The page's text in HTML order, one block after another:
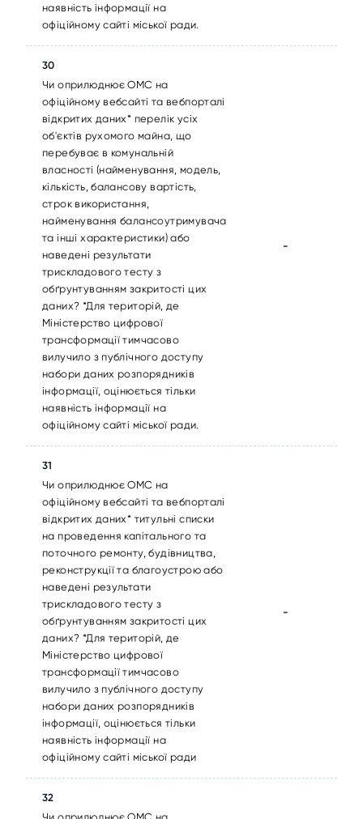
наявність інформації на
офіційному сайті міської ради.
30
Чи оприлюднює ОМС на
офіційному вебсайті та вебпорталі
відкритих даних* перелік усіх
об'єктів рухомого майна, що
перебуває в комунальній
власності (найменування, модель,
кількість, балансову вартість,
строк використання,
найменування балансоутримувача
та інші характеристики) або
наведені результати
трискладового тесту з
обґрунтуванням закритості цих
даних? *Для територій, де
Міністерство цифрової
трансформації тимчасово
вилучило з публічного доступу
набори даних розпорядників
інформації, оцінюється тільки
наявність інформації на
офіційному сайті міської ради.
-
31
Чи оприлюднює ОМС на
офіційному вебсайті та вебпорталі
відкритих даних* титульні списки
на проведення капітального та
поточного ремонту, будівництва,
реконструкції та благоустрою або
наведені результати
трискладового тесту з
обґрунтуванням закритості цих
даних? *Для територій, де
Міністерство цифрової
трансформації тимчасово
вилучило з публічного доступу
набори даних розпорядників
інформації, оцінюється тільки
наявність інформації на
офіційному сайті міської ради
-
32